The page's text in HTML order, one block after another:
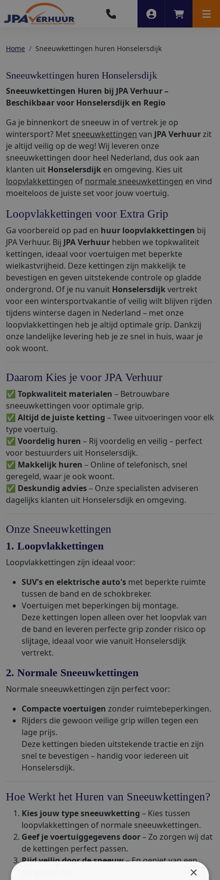
Account
Home Sneeuwkettingen huren Honselersdijk
Sneeuwkettingen huren Honselersdijk
Sneeuwkettingen Huren bij JPA Verhuur –
Beschikbaar voor Honselersdijk en Regio
Ga je binnenkort de sneeuw in of vertrek je op
wintersport? Met sneeuwkettingen van JPA Verhuurzit
je altijd veilig op de weg! Wij leveren onze
sneeuwkettingen door heel Nederland, dus ook aan
klanten uit Honselersdijk en omgeving. Kies uit
loopvlakkettingen of normale sneeuwkettingen en vind
moeiteloos de juiste set voor jouw voertuig.
Loopvlakkettingen voor Extra Grip
Ga voorbereid op pad en huur loopvlakkettingen bij
JPA Verhuur. Bij JPA Verhuur hebben we topkwaliteit
kettingen, ideaal voor voertuigen met beperkte
wielkastvrijheid. Deze kettingen zijn makkelijk te
bevestigen en geven uitstekende controle op gladde
ondergrond. Of je nu vanuit Honselersdijkvertrekt
voor een wintersportvakantie of veilig wilt blijven rijden
tijdens winterse dagen in Nederland – met onze
loopvlakkettingen heb je altijd optimale grip. Dankzij
onze landelijke levering heb je ze snel in huis, waar je
ook woont.
Daarom Kies je voor JPA Verhuur
✅ Topkwaliteit materialen – Betrouwbare
sneeuwkettingen voor optimale grip.
✅ Altijd de juiste ketting – Twee uitvoeringen voor elk
type voertuig.
✅ Voordelig huren – Rij voordelig en veilig – perfect
voor bestuurders uit Honselersdijk.
✅ Makkelijk huren – Online of telefonisch, snel
geregeld, waar je ook woont.
✅ Deskundig advies– Onze specialisten adviseren
dagelijks klanten uit Honselersdijk en omgeving.
Onze Sneeuwkettingen
1. Loopvlakkettingen
Loopvlakkettingen zijn ideaal voor:
SUV's en elektrische auto's met beperkte ruimte
tussen de band en de schokbreker.
Voertuigen met beperkingen bij montage.
Deze kettingen lopen alleen over het loopvlak van
de band en leveren perfecte grip zonder risico op
slijtage, ideaal voor wie vanuit Honselersdijk
vertrekt.
2. Normale Sneeuwkettingen
Normale sneeuwkettingen zijn perfect voor:
Compacte voertuigen zonder ruimtebeperkingen.
Rijders die gewoon veilige grip willen tegen een
lage prijs.
Deze kettingen bieden uitstekende tractie en zijn
snel te bevestigen – handig voor iedereen uit
Honselersdijk.
Hoe Werkt het Huren van Sneeuwkettingen?
Kies jouw type sneeuwketting – Kies tussen
loopvlakkettingen of normale sneeuwkettingen.
Geef je voertuiggegevens door– Zo zorgen wij dat
de kettingen perfect passen.
Rijd veilig door de sneeuw– En geniet van een
×